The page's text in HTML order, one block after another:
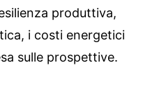
produttiva,
i costi energetici
sulle prospettive.